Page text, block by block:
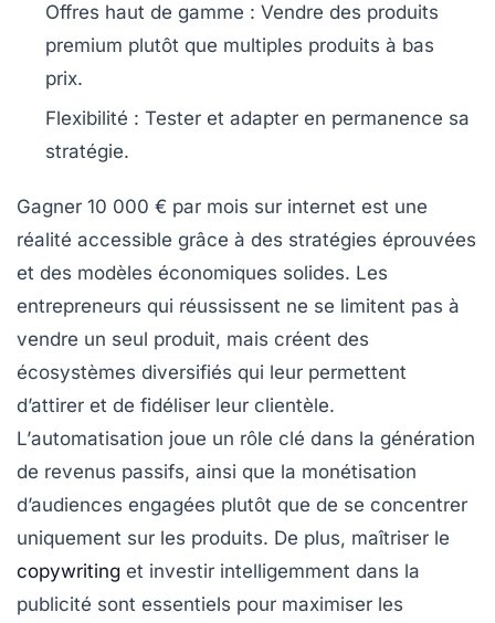
Offres haut de gamme : Vendre des produits
premium plutôt que multiples produits à bas
prix.
Flexibilité : Tester et adapter en permanence sa
stratégie.
Gagner 10 000 € par mois sur internet est une
réalité accessible grâce à des stratégies éprouvées
et des modèles économiques solides. Les
entrepreneurs qui réussissent ne se limitent pas à
vendre un seul produit, mais créent des
écosystèmes diversifiés qui leur permettent
d’attirer et de fidéliser leur clientèle.
L’automatisation joue un rôle clé dans la génération
de revenus passifs, ainsi que la monétisation
d’audiences engagées plutôt que de se concentrer
uniquement sur les produits. De plus, maîtriser le
copywriting et investir intelligemment dans la
publicité sont essentiels pour maximiser les